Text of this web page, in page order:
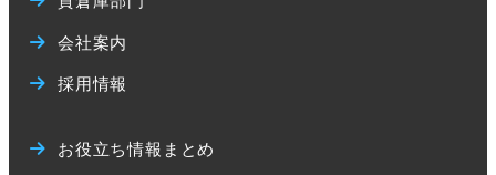
会社案内
採用情報
お役立ち情報まとめ